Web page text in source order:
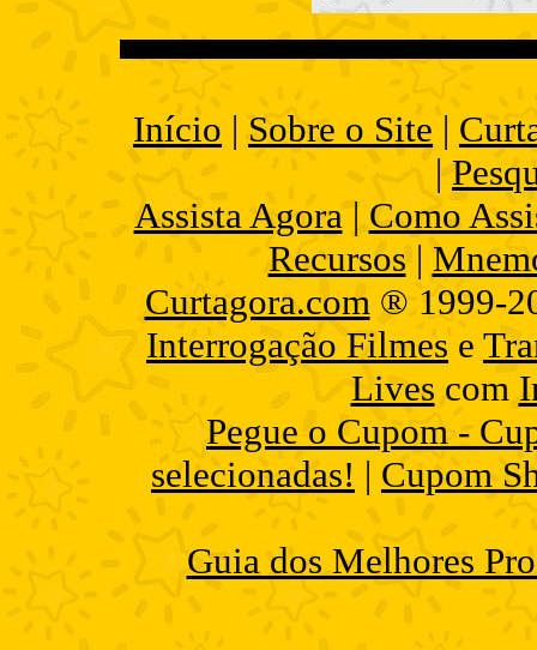
Início | Sobre o Site |
|
Assista Agora| Como
Recursos |
Curtagora.com® 1999-
Interrogação Filmes e
Lives com
Pegue o Cupom -
selecionadas! | Cupom
Guia dos Melhores